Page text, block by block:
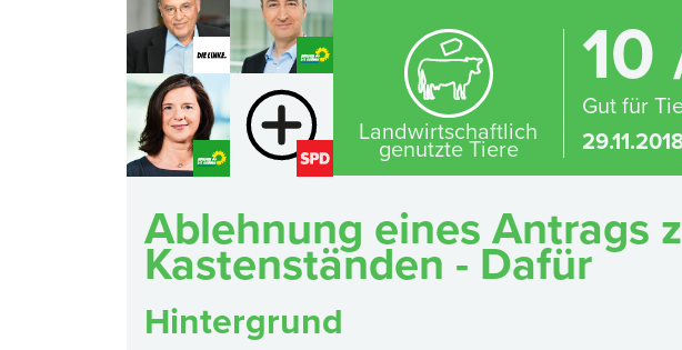
Landwirtschaftlich
genutzte Tiere
10
Gut für
Ablehnung eines Antrags
Kastenständen - Dafür
Hintergrund